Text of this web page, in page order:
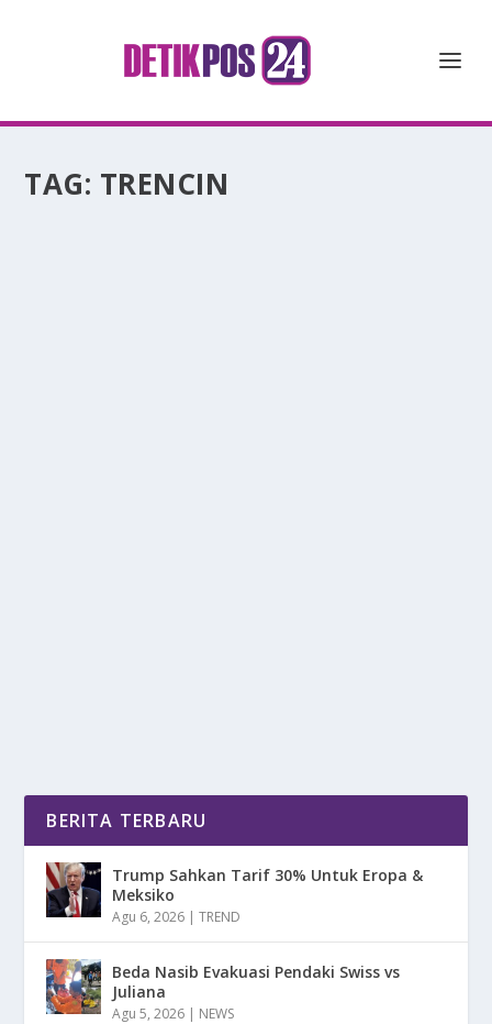
TAG: TRENCIN
BERITA TERBARU
Trump Sahkan Tarif 30% Untuk Eropa &
Meksiko
Agu 6, 2026 |TREND
Beda Nasib Evakuasi Pendaki Swiss vs
Juliana
Agu 5, 2026 | NEWS